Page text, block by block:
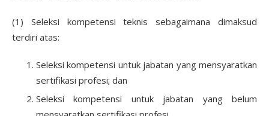
(1) Seleksi kompetensi teknis sebagaimana dimaksud
terdiri atas:
Seleksi kompetensi untuk jabatan yang mensyaratkan
sertifikasi profesi; dan
Seleksi kompetensi untuk jabatan yang belum